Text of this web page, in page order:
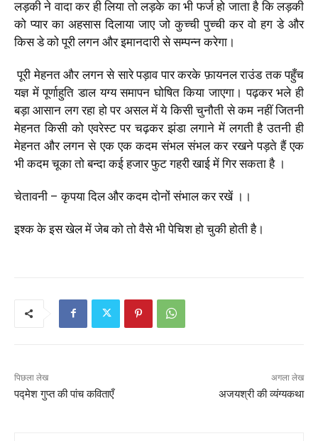
लड़की ने वादा कर ही लिया तो लड़के का भी फर्ज हो जाता है कि लड़की
को प्यार का अहसास दिलाया जाए जो कुच्ची पुच्ची कर वो हग डे और
किस डे को पूरी लगन और इमानदारी से सम्पन्न करेगा।
पूरी मेहनत और लगन से सारे पड़ाव पार करके फ़ायनल राउंड तक पहुँच
यज्ञ में पूर्णाहुति डाल यग्य समापन घोषित किया जाएगा। पढ़कर भले ही
बड़ा आसान लग रहा हो पर असल में ये किसी चुनौती से कम नहीं जितनी
मेहनत किसी को एवरेस्ट पर चढ़कर झंडा लगाने में लगती है उतनी ही
मेहनत और लगन से एक एक कदम संभल संभल कर रखने पड़ते हैं एक
भी कदम चूका तो बन्दा कई हजार फुट गहरी खाई में गिर सकता है ।
चेतावनी – कृपया दिल और कदम दोनों संभाल कर रखें ।।
इश्क के इस खेल में जेब को तो वैसे भी पेचिश हो चुकी होती है।
पिछला लेख
पद्मेश गुप्त की पांच कविताएँ
अगला लेख
अजयश्री की व्यंग्यकथा